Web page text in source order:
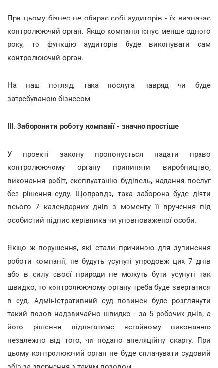
При цьому бізнес не обирає собі аудиторів - їх визначає
контролюючий орган. Якщо компанія існує менше одного
року, то функцію аудиторів буде виконувати сам
контролюючий орган.
На наш погляд, така послуга навряд чи буде
затребуваною бізнесом.
ІІІ. Заборонити роботу компанії - значно простіше
У проекті закону пропонується надати право
контролюючому органу припиняти виробництво,
виконання робіт, експлуатацію будівель, надання послуг
без рішення суду. Щоправда, така заборона буде діяти
всього 7 календарних днів з моменту її вручення під
особистий підпис керівника чи уповноваженої особи.
Якщо ж порушення, які стали причиною для зупинення
роботи компанії, не будуть усунуті упродовж цих 7 днів
або в силу своєї природи не можуть бути усунуті так
швидко, то контролюючому органу треба буде звертатися
в суд. Адміністративний суд повинен буде розглянути
такий позов надзвичайно швидко - за 5 робочих днів, а
його рішення підлягатиме негайному виконанню
незалежно від того, чи подано апеляційну скаргу. При
цьому контролюючий орган не буде сплачувати судовий